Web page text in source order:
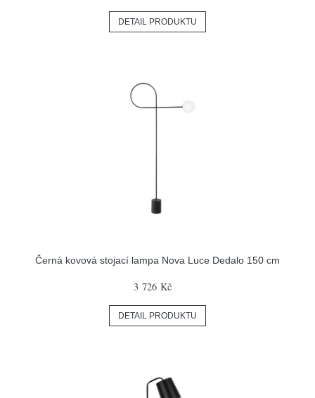
DETAIL PRODUKTU
Černá kovová stojací lampa Nova Luce Dedalo 150 cm
3 726 Kč
DETAIL PRODUKTU